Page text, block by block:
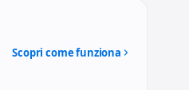
Scopri come funziona